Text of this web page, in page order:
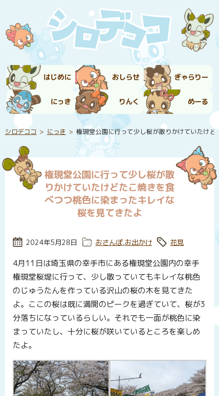
はじめに おしらせ ぎゃらりー
にっき りんく めーる
シロデココ にっき 権現堂公園に行って少し桜が散りかけていたけ
権現堂公園に行って少し桜が散
りかけていたけどたこ焼きを食
べつつ桃色に染まったキレイな
桜を見てきたよ
投稿日:
2024年5月28日 カテゴリー:
おさんぽ,お出かけ タグ:
花見
4月11日は埼玉県の幸手市にある権現堂公園内の幸手
権現堂桜堤に行って、少し散っていてもキレイな桃色
のじゅうたんを作っている沢山の桜の木を見てきた
よ。ここの桜は既に満開のピークを過ぎていて、桜が3
分落ちになっているらしい。それでも一面が桃色に染
まっていたし、十分に桜が咲いているところを楽しめ
たよ。